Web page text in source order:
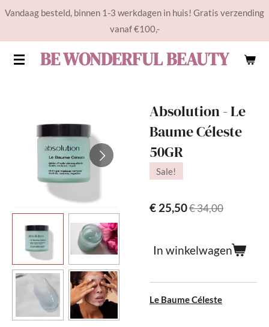
Ga
de
BE WONDERFUL BEAUTY
Vandaag besteld, binnen 1-3 werkdagen in huis! Gratis verzending
vanaf €100,-
Absolution - Le
Baume Céleste
50GR
Sale!
€ 25,50€ 34,00
In winkelwagen
Le Baume Céleste